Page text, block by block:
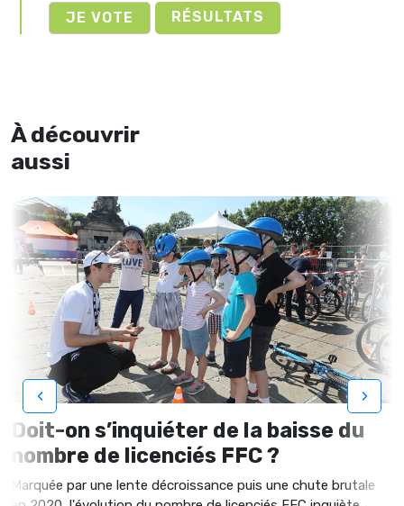
RÉSULTATS
À découvrir
aussi
Doit-on s’inquiéter de la baisse du
nombre de licenciés FFC ?
Marquée par une lente décroissance puis une chute brutale
‹ ›